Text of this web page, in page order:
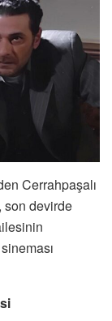
Cerrahpaşalı
son devirde